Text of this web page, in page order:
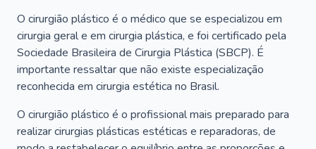
O cirurgião plástico é o médico que se especializou em
cirurgia geral e em cirurgia plástica, e foi certificado pela
Sociedade Brasileira de Cirurgia Plástica (SBCP). É
importante ressaltar que não existe especialização
reconhecida em cirurgia estética no Brasil.
O cirurgião plástico é o profissional mais preparado para
realizar cirurgias plásticas estéticas e reparadoras, de